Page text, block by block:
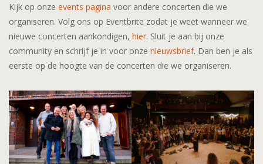
Kijk op onze events pagina voor andere concerten die we
organiseren. Volg ons op Eventbrite zodat je weet wanneer we
nieuwe concerten aankondigen, hier. Sluit je aan bij onze
community en schrijf je in voor onze nieuwsbrief. Dan ben je als
eerste op de hoogte van de concerten die we organiseren.